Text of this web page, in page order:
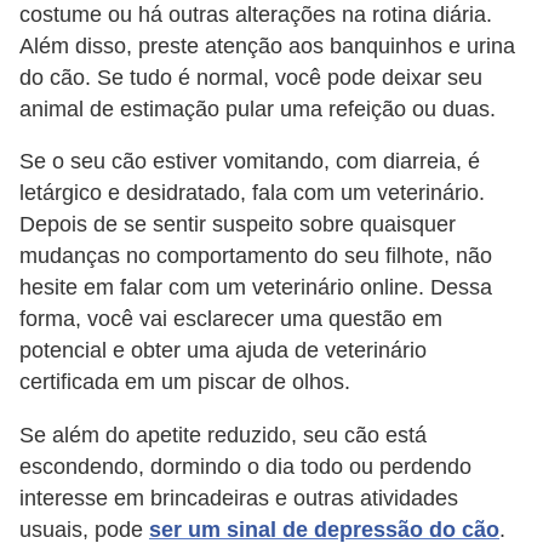
costume ou há outras alterações na rotina diária.
Além disso, preste atenção aos banquinhos e urina
do cão. Se tudo é normal, você pode deixar seu
animal de estimação pular uma refeição ou duas.
Se o seu cão estiver vomitando, com diarreia, é
letárgico e desidratado, fala com um veterinário.
Depois de se sentir suspeito sobre quaisquer
mudanças no comportamento do seu filhote, não
hesite em falar com um veterinário online. Dessa
forma, você vai esclarecer uma questão em
potencial e obter uma ajuda de veterinário
certificada em um piscar de olhos.
Se além do apetite reduzido, seu cão está
escondendo, dormindo o dia todo ou perdendo
interesse em brincadeiras e outras atividades
usuais, pode ser um sinal de depressão do cão.
ç
ã
o
n
i
m
a
i
s
e
t
i